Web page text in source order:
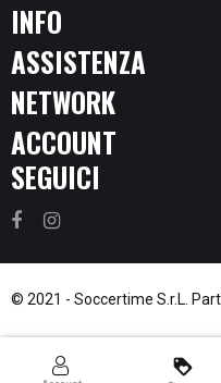
INFO
ASSISTENZA
NETWORK
ACCOUNT
SEGUICI
© 2021 - Soccertime S.r.L.
loyalty